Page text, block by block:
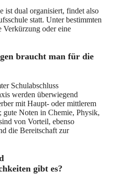
ist dual organisiert, findet also
statt. Unter bestimmten
Verkürzung oder eine
braucht man für die
Schulabschluss
werden überwiegend
mit Haupt- oder mittlerem
gute Noten in Chemie, Physik,
von Vorteil, ebenso
die Bereitschaft zur
gibt es?